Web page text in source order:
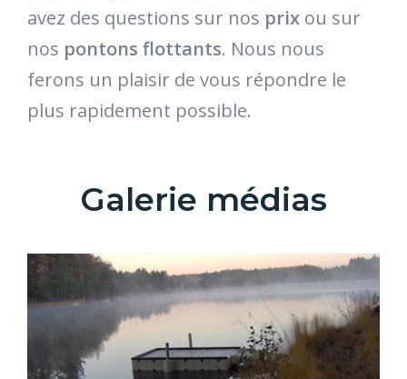
avez des questions sur nos prix ou sur
nos pontons flottants. Nous nous
ferons un plaisir de vous répondre le
plus rapidement possible.
Galerie médias